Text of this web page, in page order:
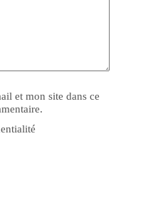
et mon site dans ce